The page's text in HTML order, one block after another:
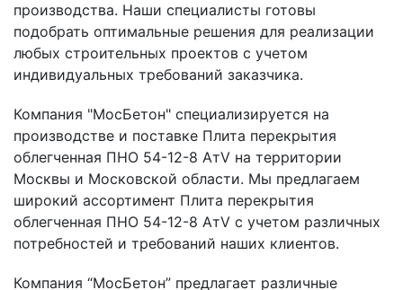
производства. Наши специалисты готовы
подобрать оптимальные решения для реализации
любых строительных проектов с учетом
индивидуальных требований заказчика.
Компания "МосБетон" специализируется на
производстве и поставке Плита перекрытия
облегченная ПНО 54-12-8 АтV на территории
Москвы и Московской области. Мы предлагаем
широкий ассортимент Плита перекрытия
облегченная ПНО 54-12-8 АтV с учетом различных
потребностей и требований наших клиентов.
Компания “МосБетон” предлагает различные